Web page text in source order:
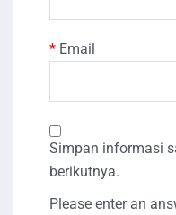
* Email
Simpan informasi
berikutnya.
Please enter an